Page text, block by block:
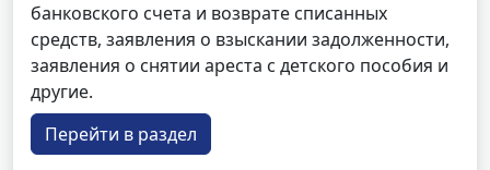
банковского счета и возврате списанных
средств, заявления о взыскании задолженности,
заявления о снятии ареста с детского пособия и
другие.
Перейти в раздел